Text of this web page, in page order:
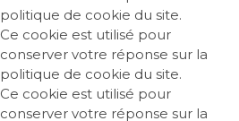
politique de cookie du site.
Ce cookie est utilisé pour
conserver votre réponse sur la
politique de cookie du site.
Ce cookie est utilisé pour
conserver votre réponse sur la